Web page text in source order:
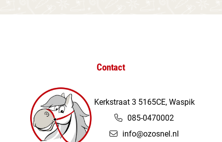
Contact
Kerkstraat 3 5165CE, Waspik
085-0470002
info@ozosnel.nl